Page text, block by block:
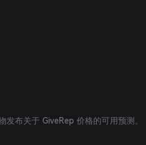
发布关于 GiveRep 价格的可用预测。